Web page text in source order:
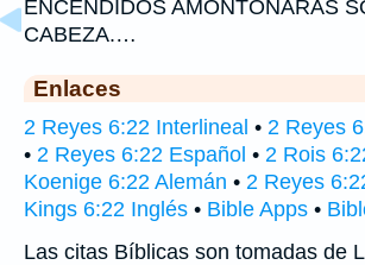
ENCENDIDOS AMONTONARAS
CABEZA.…
Enlaces
2 Reyes 6:22 Interlineal • 2 Reyes
• 2 Reyes 6:22 Español • 2 Rois
Koenige 6:22 Alemán • 2 Reyes
Kings 6:22 Inglés • Bible Apps •
Las citas Bíblicas son tomadas de